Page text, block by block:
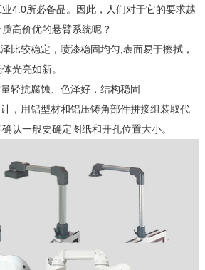
4.0所必备品。因此，人们对于它的要求越
高价优的悬臂系统呢？
比较稳定，喷漆稳固均匀,表面易于擦拭，
光亮如新。
轻抗腐蚀、色泽好，结构稳固
，用铝型材和铝压铸角部件拼接组装取代
认一般要确定图纸和开孔位置大小。